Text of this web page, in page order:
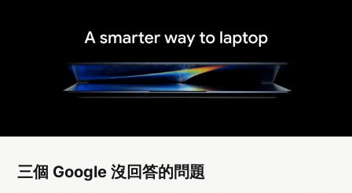
三個 Google 沒回答的問題